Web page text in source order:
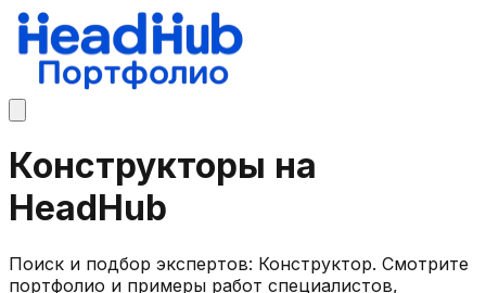
Конструкторы на
HeadHub
Поиск и подбор экспертов: Конструктор. Смотрите
портфолио и примеры работ специалистов,